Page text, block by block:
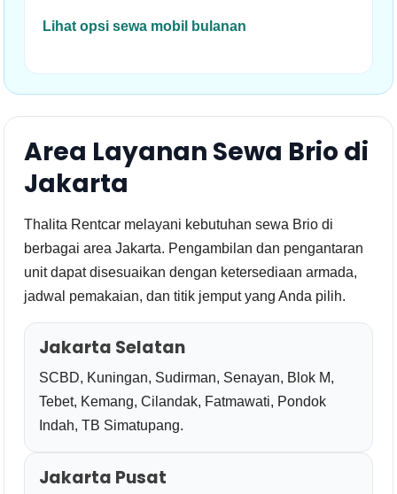
Lihat opsi sewa mobil bulanan
Area Layanan Sewa Brio di
Jakarta
Thalita Rentcar melayani kebutuhan sewa Brio di
berbagai area Jakarta. Pengambilan dan pengantaran
unit dapat disesuaikan dengan ketersediaan armada,
jadwal pemakaian, dan titik jemput yang Anda pilih.
Jakarta Selatan
SCBD, Kuningan, Sudirman, Senayan, Blok M,
Tebet, Kemang, Cilandak, Fatmawati, Pondok
Indah, TB Simatupang.
Jakarta Pusat